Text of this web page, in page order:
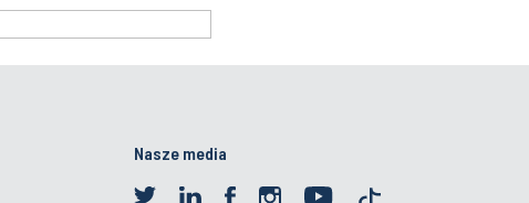
Nasze media